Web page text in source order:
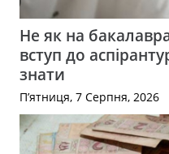
Не як на
вступ до
знати
П’ятниця, 7 Серпня, 2026